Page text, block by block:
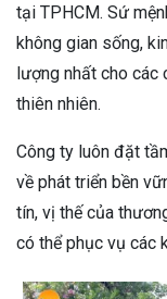
tại TPHCM. Sứ
không gian sống,
lượng nhất cho các
thiên nhiên.
Công ty luôn đặt
về phát triển bền
tín, vị thế của
có thể phục vụ các